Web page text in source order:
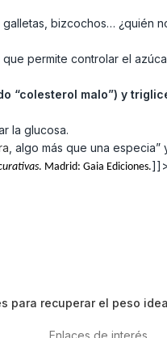
bizcochos… ¿quién
permite controlar el
“colesterol malo”) y
la glucosa.
, algo más que una especia”
. Madrid: Gaia Ediciones.
para recuperar el peso
Enlaces de interés